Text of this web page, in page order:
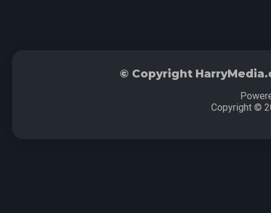
© Copyright
Copyright ©